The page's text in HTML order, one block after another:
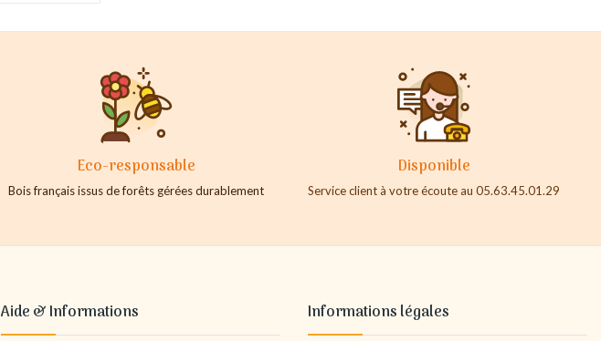
Eco-responsable
Bois français issus de forêts gérées durablement
Disponible
Service client à votre écoute au 05.63.45.01.29
Aide & Informations Informations légales